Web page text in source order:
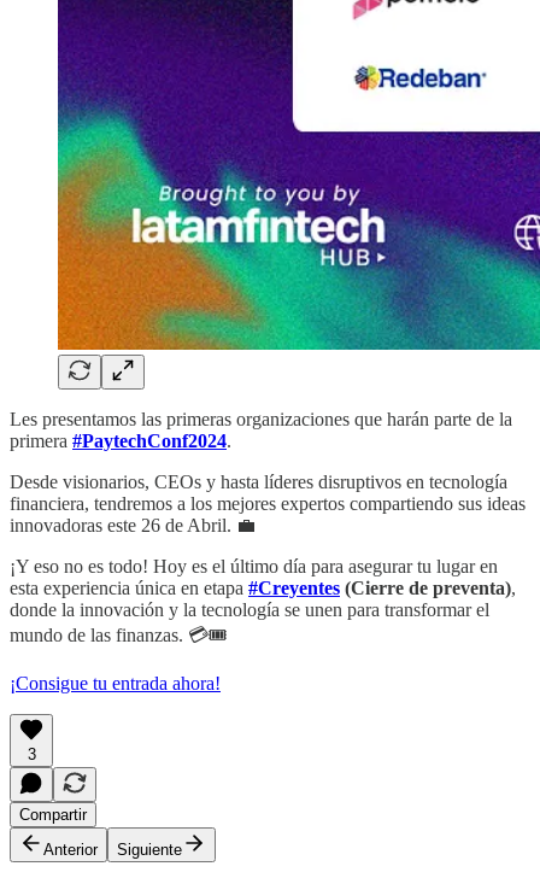
Les presentamos las primeras organizaciones que harán parte de la
primera #PaytechConf2024.
Desde visionarios, CEOs y hasta líderes disruptivos en tecnología
financiera, tendremos a los mejores expertos compartiendo sus ideas
innovadoras este 26 de Abril. 💼
¡Y eso no es todo! Hoy es el último día para asegurar tu lugar en
esta experiencia única en etapa #Creyentes (Cierre de preventa),
donde la innovación y la tecnología se unen para transformar el
mundo de las finanzas. 💳🎟️
¡Consigue tu entrada ahora!
3
Compartir
Anterior
Siguiente